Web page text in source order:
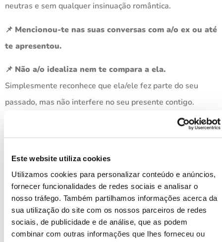
Este website utiliza cookies
Utilizamos cookies para personalizar conteúdo e anúncios,
fornecer funcionalidades de redes sociais e analisar o
nosso tráfego. Também partilhamos informações acerca da
sua utilização do site com os nossos parceiros de redes
sociais, de publicidade e de análise, que as podem
combinar com outras informações que lhes forneceu ou
neutras e sem qualquer insinuação romântica.
📌 Mencionou-te nas suas conversas com a/o ex ou até
te apresentou.
📌 Não a/o idealiza nem te compara a ela.
Simplesmente reconhece que ela/ele fez parte do seu
passado, mas não interfere no seu presente contigo.
Tu és a sua prioridade e ela/ele demonstra isso com
criar conflitos desnecessários.